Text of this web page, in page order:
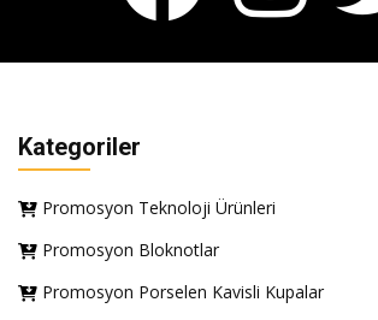
Kategoriler
Promosyon Teknoloji Ürünleri
Promosyon Bloknotlar
Promosyon Porselen Kavisli Kupalar